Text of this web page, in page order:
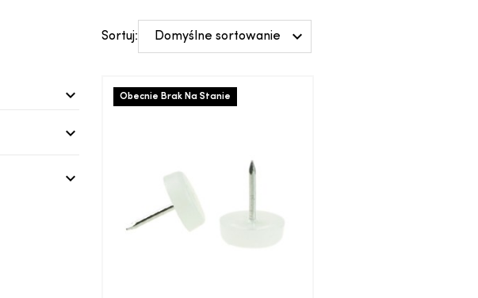



Sortuj: Domyślne sortowanie 
Obecnie Brak Na Stanie